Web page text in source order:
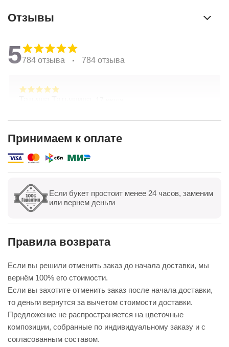
Отзывы
5784 отзыва 784 отзыва
очень аккуратно, выглядит даже лучше, чем на
вежлив. Отдельно спасибо менеджеру — помог с
выбором и учёл все пожелания. Обязательно
Показать все Оставить отзыв
Принимаем к оплате
Если букет простоит менее 24 часов, заменим
или вернем деньги
Правила возврата
Если вы решили отменить заказ до начала доставки, мы
вернём 100% его стоимости.
Если вы захотите отменить заказ после начала доставки,
то деньги вернутся за вычетом стоимости доставки.
Предложение не распространяется на цветочные
композиции, собранные по индивидуальному заказу и с
согласованным составом.